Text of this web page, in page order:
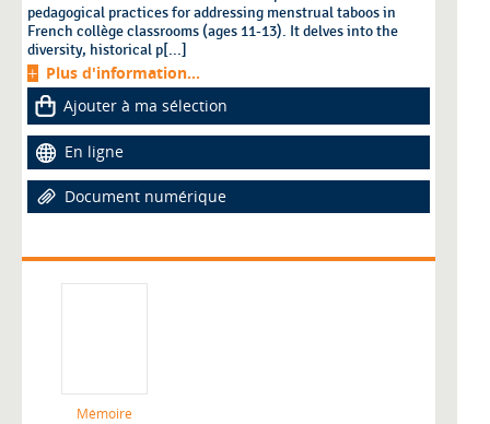
pedagogical practices for addressing menstrual taboos in
French collège classrooms (ages 11-13). It delves into the
diversity, historical p[...]
Plus d'information...
Ajouter à ma sélection
En ligne
Document numérique
Mémoire